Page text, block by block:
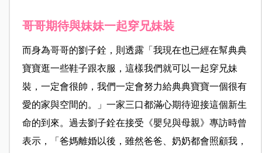
哥哥期待與妹妹一起穿兄妹裝
而身為哥哥的劉子銓，則透露「我現在也已經在幫典典
寶寶逛一些鞋子跟衣服，這樣我們就可以一起穿兄妹
裝，一定會很帥，我們一定會努力給典典寶寶一個很有
愛的家與空間的。」一家三口都滿心期待迎接這個新生
命的到來。過去劉子銓在接受《嬰兒與母親》專訪時曾
表示，
「爸媽離婚以後，雖然爸爸、奶奶都會照顧我，